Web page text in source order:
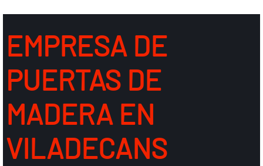
EMPRESA DE
PUERTAS DE
MADERA EN
VILADECANS